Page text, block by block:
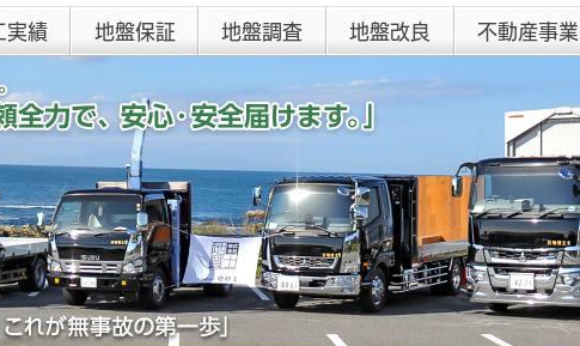
実績 地盤保証 地盤調査 地盤改良 不動産事業